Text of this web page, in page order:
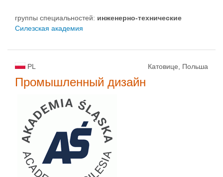
группы специальностей: инженерно-техническиe
Силезская академия
PL Катовице, Польша
Промышленный дизайн